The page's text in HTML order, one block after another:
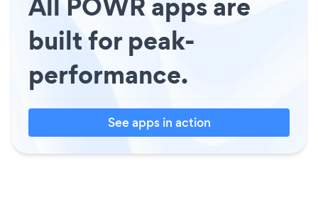
built for peak-
performance.
See apps in action